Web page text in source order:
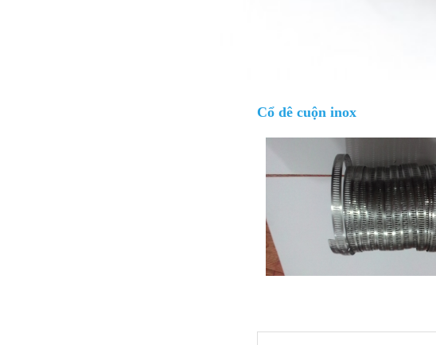
Cổ dê cuộn inox